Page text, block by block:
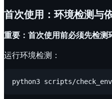
首次使用：环境检测与
重要：首次使用前必须先检测
运行环境检测：